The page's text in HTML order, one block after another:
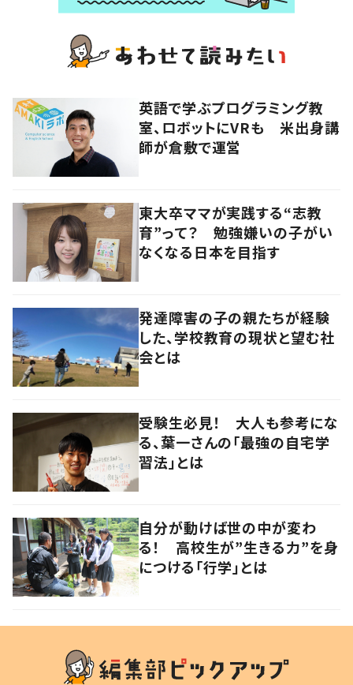
英語で学ぶプログラミング教
室、ロボットにVRも 米出身講
師が倉敷で運営
東大卒ママが実践する“志教
育”って？ 勉強嫌いの子がい
なくなる日本を目指す
発達障害の子の親たちが経験
した、学校教育の現状と望む社
会とは
受験生必見！ 大人も参考にな
る、葉一さんの「最強の自宅学
習法」とは
自分が動けば世の中が変わ
る！ 高校生が”生きる力”を身
につける「行学」とは